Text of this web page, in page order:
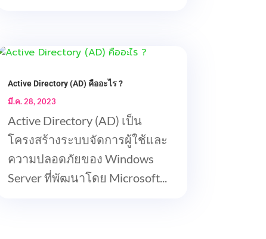
Active Directory (AD) คืออะไร ?
มี.ค. 28, 2023
Active Directory (AD) เป็น
โครงสร้างระบบจัดการผู้ใช้และ
ความปลอดภัยของ Windows
Server ที่พัฒนาโดย Microsoft...